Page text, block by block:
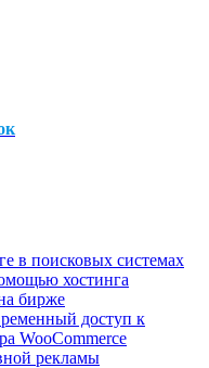
в поисковых системах
хостинга
бирже
доступ к
WooCommerce
рекламы